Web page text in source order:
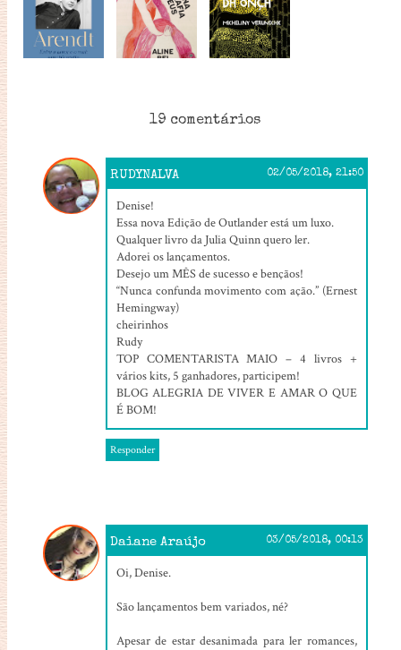
19 comentários
RUDYNALVA 02/05/2018, 21:50
Denise!
Essa nova Edição de Outlander está um luxo.
Qualquer livro da Julia Quinn quero ler.
Adorei os lançamentos.
Desejo um MÊS de sucesso e bençãos!
“Nunca confunda movimento com ação.” (Ernest
Hemingway)
cheirinhos
Rudy
TOP COMENTARISTA MAIO – 4 livros +
vários kits, 5 ganhadores, participem!
BLOG ALEGRIA DE VIVER E AMAR O QUE
É BOM!
Responder
Daiane Araújo 03/05/2018, 00:13
Oi, Denise.
São lançamentos bem variados, né?
Apesar de estar desanimada para ler romances,